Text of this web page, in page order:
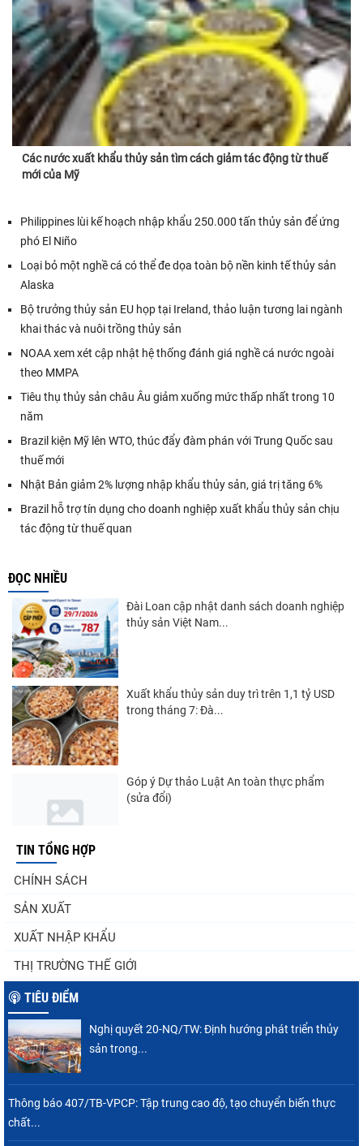
Các nước xuất khẩu thủy sản tìm cách giảm tác động từ thuế
mới của Mỹ
Philippines lùi kế hoạch nhập khẩu 250.000 tấn thủy sản để ứng
phó El Niño
Loại bỏ một nghề cá có thể đe dọa toàn bộ nền kinh tế thủy sản
Alaska
Bộ trưởng thủy sản EU họp tại Ireland, thảo luận tương lai ngành
khai thác và nuôi trồng thủy sản
NOAA xem xét cập nhật hệ thống đánh giá nghề cá nước ngoài
theo MMPA
Tiêu thụ thủy sản châu Âu giảm xuống mức thấp nhất trong 10
năm
Brazil kiện Mỹ lên WTO, thúc đẩy đàm phán với Trung Quốc sau
thuế mới
Nhật Bản giảm 2% lượng nhập khẩu thủy sản, giá trị tăng 6%
Brazil hỗ trợ tín dụng cho doanh nghiệp xuất khẩu thủy sản chịu
tác động từ thuế quan
ĐỌC NHIỀU
Đài Loan cập nhật danh sách doanh nghiệp
thủy sản Việt Nam...
Xuất khẩu thủy sản duy trì trên 1,1 tỷ USD
trong tháng 7: Đà...
Góp ý Dự thảo Luật An toàn thực phẩm
(sửa đổi)
Thuế Mục 301 và bài toán thích ứng của
tôm Việt tại thị...
Nguồn cung giảm, giá cá rô phi Trung Quốc
TIN TỔNG HỢP
CHÍNH SÁCH
SẢN XUẤT
XUẤT NHẬP KHẨU
THỊ TRƯỜNG THẾ GIỚI
TIÊU ĐIỂM
Nghị quyết 20-NQ/TW: Định hướng phát triển thủy
sản trong...
Thông báo 407/TB-VPCP: Tập trung cao độ, tạo chuyển biến thực
chất...